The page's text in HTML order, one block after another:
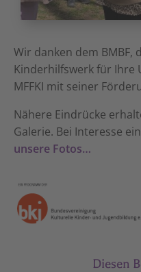
Wir danken dem BMBF,
Kinderhilfswerk für Ihre
MFFKI mit seiner
Nähere Eindrücke
Galerie. Bei Interesse
unsere Fotos…
Diesen